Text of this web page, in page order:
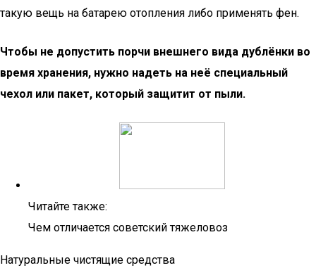
такую вещь на батарею отопления либо применять фен.
Чтобы не допустить порчи внешнего вида дублёнки во
время хранения, нужно надеть на неё специальный
чехол или пакет, который защитит от пыли.
Читайте также:
Чем отличается советский тяжеловоз
Натуральные чистящие средства